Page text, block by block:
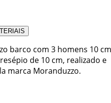
barco com 3 homens 10
de 10 cm, realizado e
marca Moranduzzo.